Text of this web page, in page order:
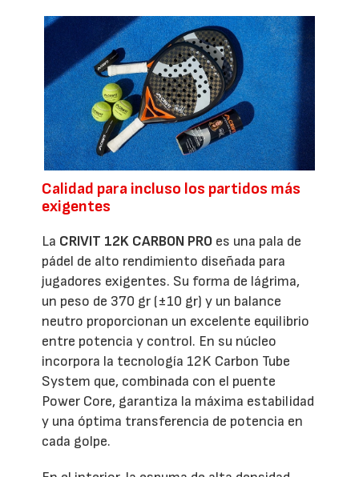
Calidad para incluso los partidos más
exigentes
La CRIVIT 12K CARBON PRO es una pala de
pádel de alto rendimiento diseñada para
jugadores exigentes. Su forma de lágrima,
un peso de 370 gr (±10 gr) y un balance
neutro proporcionan un excelente equilibrio
entre potencia y control. En su núcleo
incorpora la tecnología 12K Carbon Tube
System que, combinada con el puente
Power Core, garantiza la máxima estabilidad
y una óptima transferencia de potencia en
cada golpe.